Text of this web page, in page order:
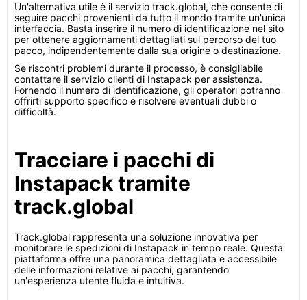
Un'alternativa utile è il servizio track.global, che consente di
seguire pacchi provenienti da tutto il mondo tramite un'unica
interfaccia. Basta inserire il numero di identificazione nel sito
per ottenere aggiornamenti dettagliati sul percorso del tuo
pacco, indipendentemente dalla sua origine o destinazione.
Se riscontri problemi durante il processo, è consigliabile
contattare il servizio clienti di Instapack per assistenza.
Fornendo il numero di identificazione, gli operatori potranno
offrirti supporto specifico e risolvere eventuali dubbi o
difficoltà.
Tracciare i pacchi di
Instapack tramite
track.global
Track.global rappresenta una soluzione innovativa per
monitorare le spedizioni di Instapack in tempo reale. Questa
piattaforma offre una panoramica dettagliata e accessibile
delle informazioni relative ai pacchi, garantendo
un'esperienza utente fluida e intuitiva.